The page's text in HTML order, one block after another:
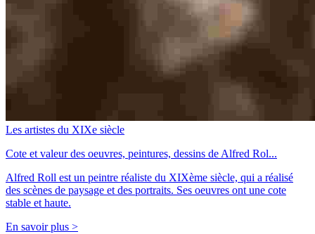
Les artistes du XIXe siècle
Cote et valeur des oeuvres, peintures, dessins de Alfred Rol...
Alfred Roll est un peintre réaliste du XIXème siècle, qui a réalisé
des scènes de paysage et des portraits. Ses oeuvres ont une cote
stable et haute.
En savoir plus >